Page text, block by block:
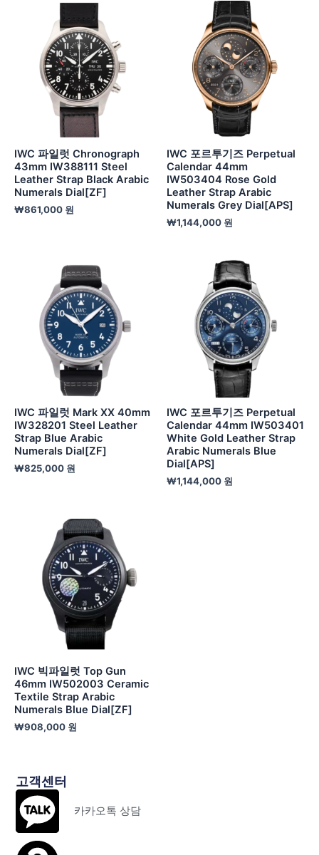
IWC 파일럿 Chronograph
43mm IW388111 Steel
Leather Strap Black Arabic
Numerals Dial[ZF]
₩861,000 원
IWC 포르투기즈 Perpetual
Calendar 44mm
IW503404 Rose Gold
Leather Strap Arabic
Numerals Grey Dial[APS]
₩1,144,000 원
IWC 파일럿 Mark XX 40mm
IW328201 Steel Leather
Strap Blue Arabic
Numerals Dial[ZF]
₩825,000 원
IWC 포르투기즈 Perpetual
Calendar 44mm IW503401
White Gold Leather Strap
Arabic Numerals Blue
Dial[APS]
₩1,144,000 원
IWC 빅파일럿 Top Gun
46mm IW502003 Ceramic
Textile Strap Arabic
Numerals Blue Dial[ZF]
₩908,000 원
고객센터
카카오톡 상담